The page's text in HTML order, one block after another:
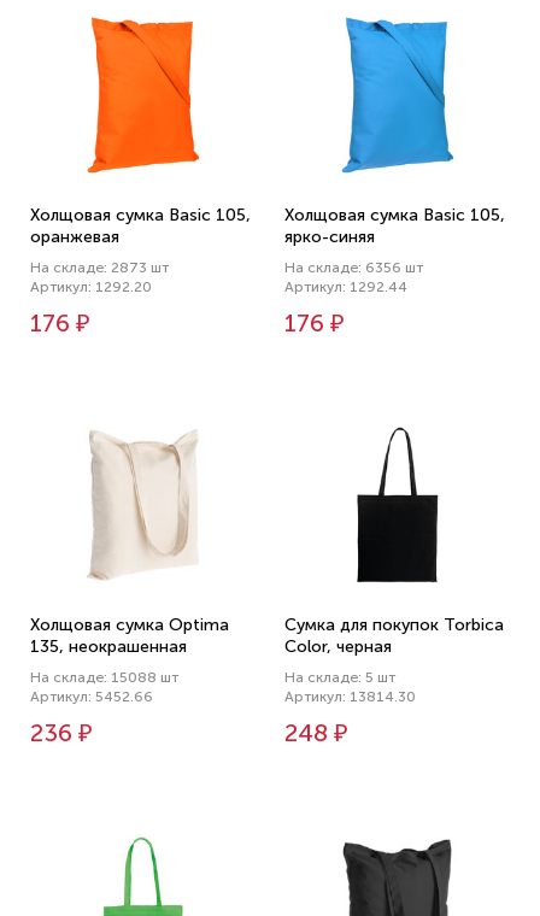
Холщовая сумка Basic 105,
оранжевая
На складе: 2873 шт
Артикул: 1292.20
176 ₽
Холщовая сумка Basic 105,
ярко-синяя
На складе: 6356 шт
Артикул: 1292.44
176 ₽
Холщовая сумка Optima
135, неокрашенная
На складе: 15088 шт
Артикул: 5452.66
236 ₽
Сумка для покупок Torbica
Color, черная
На складе: 5 шт
Артикул: 13814.30
248 ₽